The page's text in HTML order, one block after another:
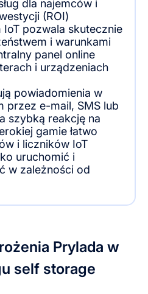
dla najemców i
(ROI)
pozwala skutecznie
i warunkami
panel online
i urządzeniach
powiadomienia w
przez e-mail, SMS lub
szybką reakcję na
gamie łatwo
i liczników IoT
uruchomić i
w zależności od
Prylada w
self storage